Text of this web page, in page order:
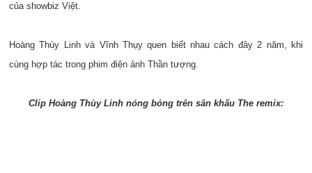
của showbiz Việt.
Hoàng Thùy Linh và Vĩnh Thụy quen biết nhau cách đây 2 năm, khi
cùng hợp tác trong phim điện ảnh Thần tượng.
Clip Hoàng Thùy Linh nóng bỏng trên sân khấu The remix: